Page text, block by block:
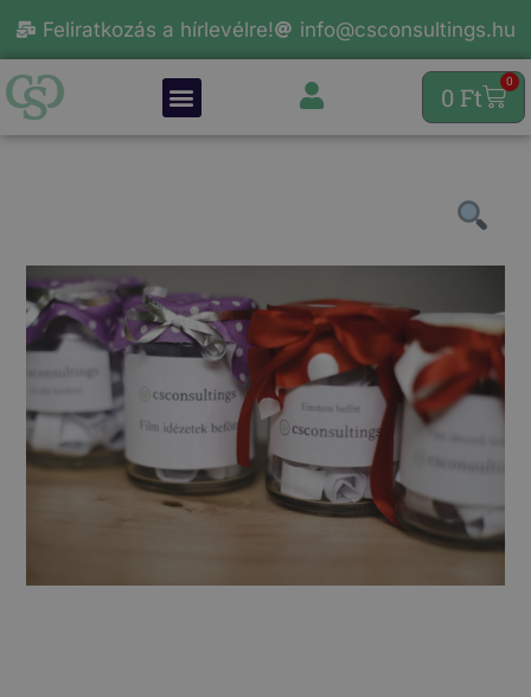
Feliratkozás a hírlevélre! info@csconsultings.hu
0 Ft
0